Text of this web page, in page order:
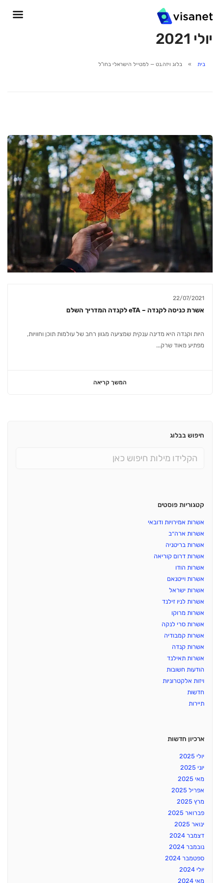
יולי 2021
בית בלוג ויזה.נט — למטייל הישראלי בחו"ל
22/07/2021
אשרת כניסה לקנדה – eTA לקנדה המדריך השלם
היות וקנדה היא מדינה ענקית שמציעה מגוון רחב של עולמות תוכן וחוויות,
מפתיע מאוד שרק...
המשך קריאה
חיפוש בבלוג
קטגוריות פוסטים
אשרות אמירויות ודובאי
אשרות ארה״ב
אשרות בריטניה
אשרות דרום קוריאה
אשרות הודו
אשרות וייטנאם
אשרות ישראל
אשרות לניו זילנד
אשרות מרוקו
אשרות סרי לנקה
אשרות קמבודיה
אשרות קנדה
אשרות תאילנד
הודעות חשובות
ויזות אלקטרוניות
חדשות
תיירות
ארכיון חדשות
יולי 2025
יוני 2025
מאי 2025
אפריל 2025
מרץ 2025
פברואר 2025
ינואר 2025
דצמבר 2024
נובמבר 2024
ספטמבר 2024
יולי 2024
מאי 2024